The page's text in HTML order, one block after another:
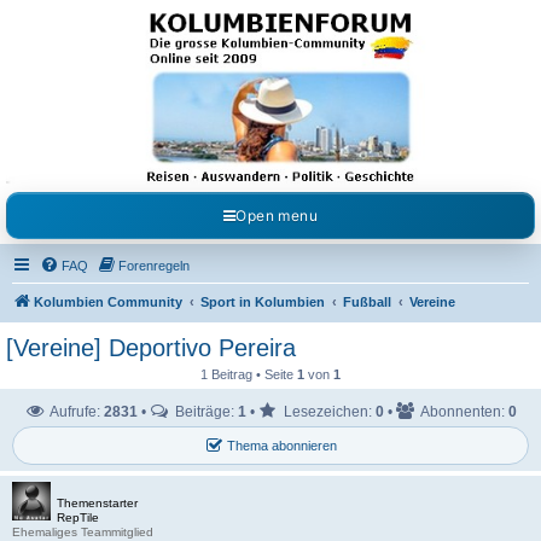
Kolumbienforum - Das
grosse Forum der
Freunde Kolumbiens
Reisen, Auswandern, Kultur, Politik, Geschichte und Visum in Kolumbien und Venezuela.
Austausch, Erfahrungen und Gemeinschaft im Kolumbienforum
Open menu
FAQ Forenregeln
Kolumbien Community Sport in Kolumbien Fußball Vereine
[Vereine] Deportivo Pereira
1 Beitrag • Seite 1 von 1
Thema abonnieren
Aufrufe: 2831 • Beiträge: 1 • Lesezeichen: 0• Abonnenten: 0
Themenstarter
RepTile
Ehemaliges Teammitglied